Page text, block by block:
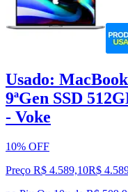
Usado:
9ªGen SSD
- Voke
10% OFF
Preço R$ 4.589,10R$